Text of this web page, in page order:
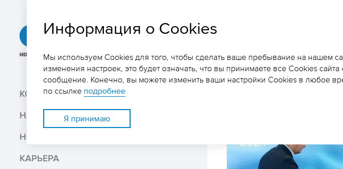
ГРК
КОМПАНИЯ
НАШ БИЗНЕС
НОВОСТИ И МЕДИА
КАРЬЕРА
ПОКУПКЕ
Поиск
Поделиться
Распечатать
Информация о Cookies
Мы используем Cookies для того, чтобы сделать ваше пребывание на нашем
изменения настроек, это будет означать, что вы принимаете все Cookies
сообщение. Конечно, вы можете изменить ваши настройки Cookies в любое
по ссылке подробнее
Я принимаю